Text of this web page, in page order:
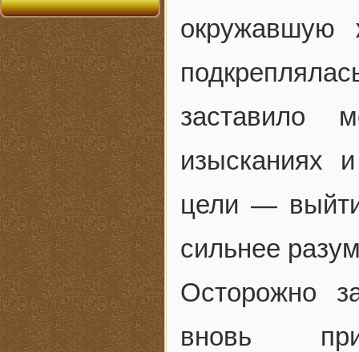
окружавшую
заставило
изысканиях
цели — выйти
сильнее
Осторожно
вновь